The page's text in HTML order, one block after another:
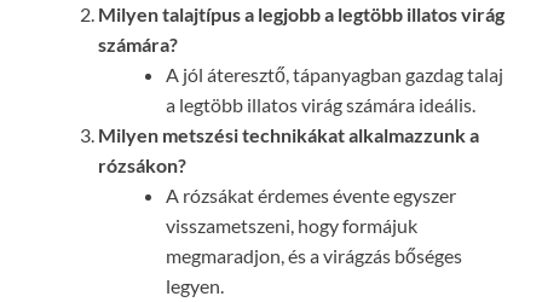
Milyen talajtípus a legjobb a legtöbb illatos virág
számára?
A jól áteresztő, tápanyagban gazdag talaj
a legtöbb illatos virág számára ideális.
Milyen metszési technikákat alkalmazzunk a
rózsákon?
A rózsákat érdemes évente egyszer
visszametszeni, hogy formájuk
megmaradjon, és a virágzás bőséges
legyen.